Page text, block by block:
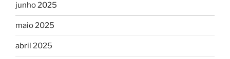
junho 2025
maio 2025
abril 2025